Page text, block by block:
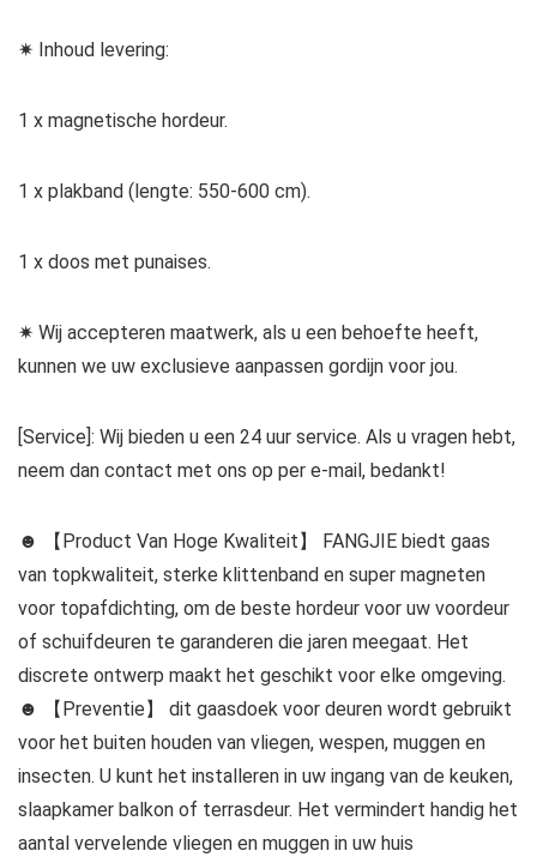
✷ Inhoud levering:
1 x magnetische hordeur.
1 x plakband (lengte: 550-600 cm).
1 x doos met punaises.
✷ Wij accepteren maatwerk, als u een behoefte heeft,
kunnen we uw exclusieve aanpassen gordijn voor jou.
[Service]: Wij bieden u een 24 uur service. Als u vragen hebt,
neem dan contact met ons op per e-mail, bedankt!
☻ 【Product Van Hoge Kwaliteit】 FANGJIE biedt gaas
van topkwaliteit, sterke klittenband en super magneten
voor topafdichting, om de beste hordeur voor uw voordeur
of schuifdeuren te garanderen die jaren meegaat. Het
discrete ontwerp maakt het geschikt voor elke omgeving.
☻ 【Preventie】 dit gaasdoek voor deuren wordt gebruikt
voor het buiten houden van vliegen, wespen, muggen en
insecten. U kunt het installeren in uw ingang van de keuken,
slaapkamer balkon of terrasdeur. Het vermindert handig het
aantal vervelende vliegen en muggen in uw huis